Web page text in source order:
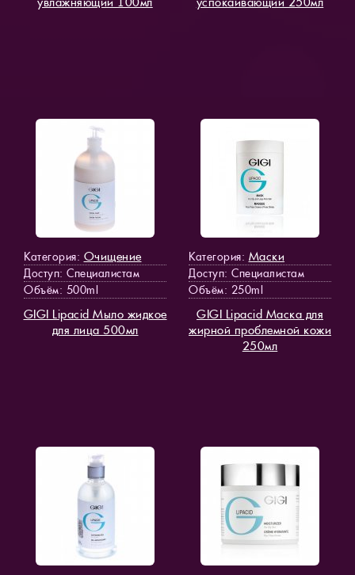
Категория: Очищение
Доступ: Специалистам
Объём: 500ml
GIGI Lipacid Мыло жидкое
для лица 500мл
Категория: Маски
Доступ: Специалистам
Объём: 250ml
GIGI Lipacid Маска для
жирной проблемной кожи
250мл